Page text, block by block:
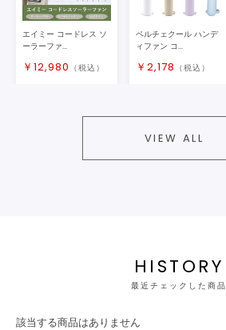
エイミー コードレス ソ
ーラーファ...
￥ 12,980 （税込）
ペルチェクール ハンデ
ィファン コ...
￥ 2,178 （税込）
VIEW ALL
HISTORY
最近チェックした商品
該当する商品はありません